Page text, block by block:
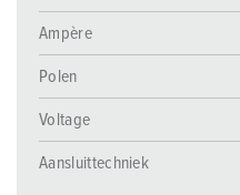
Ampère
Polen
Voltage
Aansluittechniek